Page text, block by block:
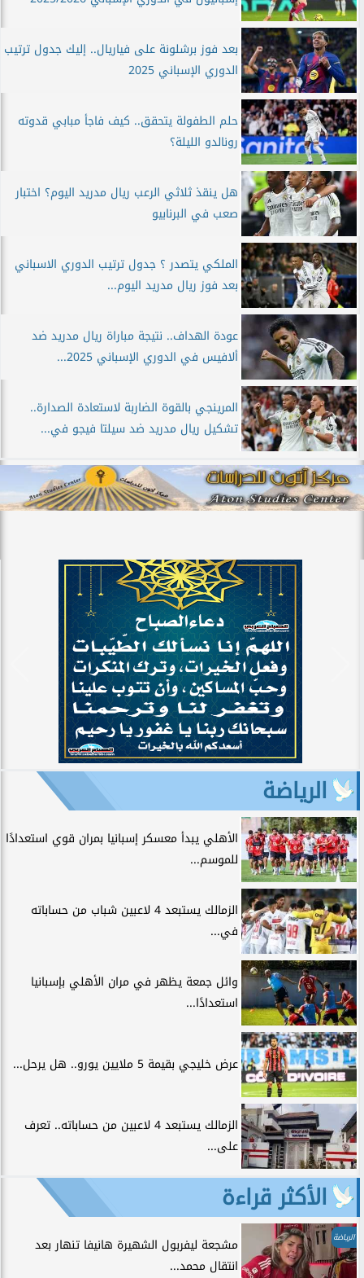
بعد فوز برشلونة على فياريال.. إليك جدول ترتيب
الدوري الإسباني 2025
حلم الطفولة يتحقق.. كيف فاجأ مبابي قدوته
رونالدو الليلة؟
هل ينقذ ثلاثي الرعب ريال مدريد اليوم؟ اختبار
صعب في البرنابيو
الملكي يتصدر ؟ جدول ترتيب الدوري الاسباني
بعد فوز ريال مدريد اليوم...
عودة الهداف.. نتيجة مباراة ريال مدريد ضد
ألافيس في الدوري الإسباني 2025...
المرينجي بالقوة الضاربة لاستعادة الصدارة..
تشكيل ريال مدريد ضد سيلتا فيجو في...
الرياضة
الأهلي يبدأ معسكر إسبانيا بمران قوي استعدادًا
للموسم...
الزمالك يستبعد 4 لاعبين شباب من حساباته
في...
وائل جمعة يظهر في مران الأهلي بإسبانيا
استعدادًا...
عرض خليجي بقيمة 5 ملايين يورو.. هل يرحل...
الزمالك يستبعد 4 لاعبين من حساباته.. تعرف
على...
الأكثر قراءة
الرياضة
مشجعة ليفربول الشهيرة هانيفا تنهار بعد
انتقال محمد...